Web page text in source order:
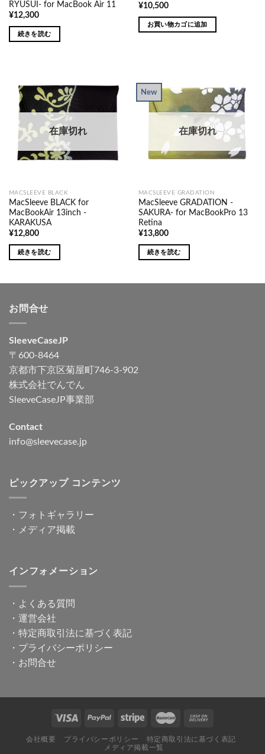
RYUSUI- for MacBook Air 11
¥12,300
続きを読む
¥10,500
お買い物カゴに追加
在庫切れ
MACSLEEVE BLACK
MacSleeve BLACK for
MacBookAir 13inch -
KARAKUSA
¥12,800
続きを読む
New
在庫切れ
MACSLEEVE GRADATION
MacSleeve GRADATION -
SAKURA- for MacBookPro 13
Retina
¥13,800
続きを読む
お問合せ
SleeveCaseJP
〒600-8464
京都市下京区菊屋町746-3-902
株式会社でんでん
SleeveCaseJP事業部
Contact
info@sleevecase.jp
ピックアップ コンテンツ
・ フォトギャラリー
・ メディア掲載
インフォメーション
・ よくある質問
・ 運営会社
・ 特定商取引法に基づく表記
・ プライバシーポリシー
・ お問合せ
会社概要 プライバシーポリシー
特定商取引法に基づく表記
メディア掲載一覧